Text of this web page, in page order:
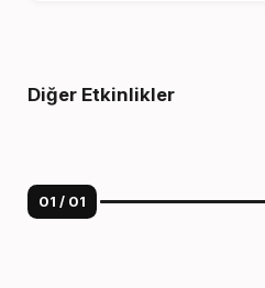
Diğer Etkinlikler
01 / 01